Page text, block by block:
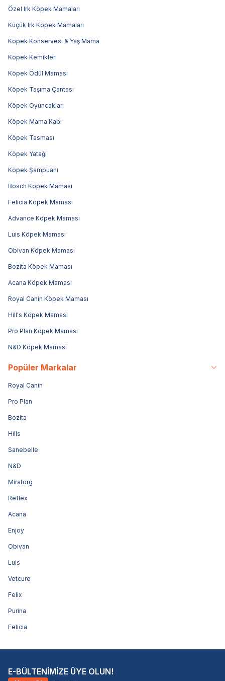
Özel Irk Köpek Mamaları
Küçük Irk Köpek Mamaları
Köpek Konservesi & Yaş Mama
Köpek Kemikleri
Köpek Ödül Maması
Köpek Taşıma Çantası
Köpek Oyuncakları
Köpek Mama Kabı
Köpek Tasması
Köpek Yatağı
Köpek Şampuanı
Bosch Köpek Maması
Felicia Köpek Maması
Advance Köpek Maması
Luis Köpek Maması
Obivan Köpek Maması
Bozita Köpek Maması
Acana Köpek Maması
Royal Canin Köpek Maması
Hill's Köpek Maması
Pro Plan Köpek Maması
N&D Köpek Maması
Popüler Markalar
Royal Canin
Pro Plan
Bozita
Hills
Sanebelle
N&D
Miratorg
Reflex
Acana
Enjoy
Obivan
Luis
Vetcure
Felix
Purina
Felicia
E-BÜLTENİMİZE ÜYE OLUN!